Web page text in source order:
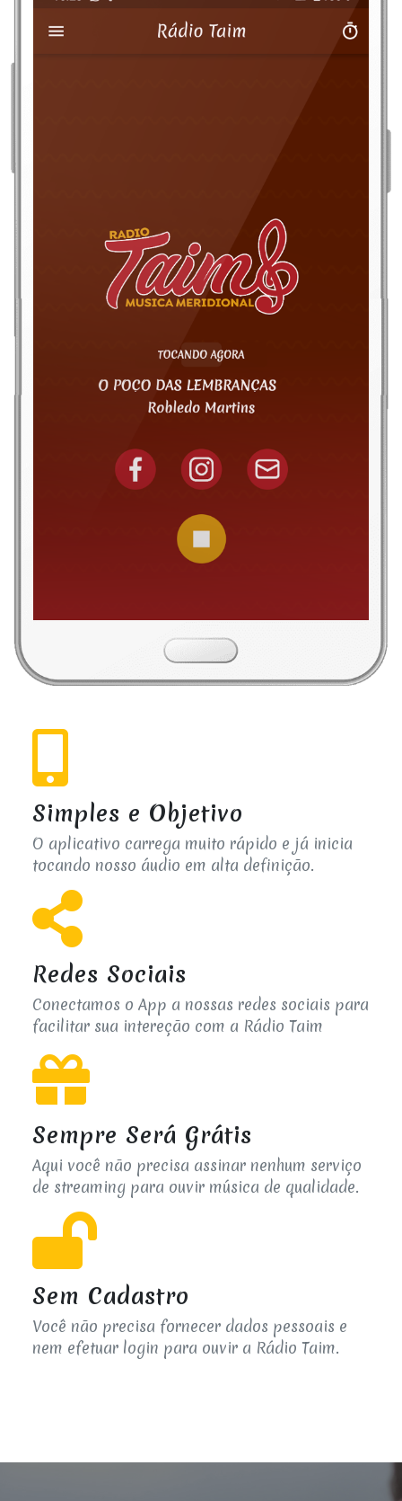
Simples e Objetivo
O aplicativo carrega muito rápido e já inicia
tocando nosso áudio em alta definição.
Redes Sociais
Conectamos o App a nossas redes sociais para
facilitar sua intereção com a Rádio Taim
Sempre Será Grátis
Aqui você não precisa assinar nenhum serviço
de streaming para ouvir música de qualidade.
Sem Cadastro
Você não precisa fornecer dados pessoais e
nem efetuar login para ouvir a Rádio Taim.